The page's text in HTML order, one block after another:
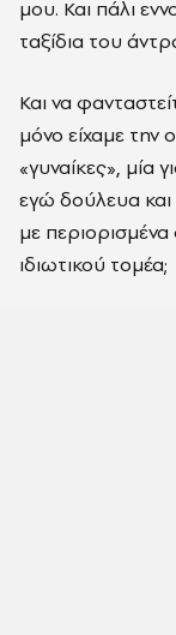
μου. Και πάλι
ταξίδια του
Και να
μόνο είχαμε την
«γυναίκες», μία
εγώ δούλευα και
με
ιδιωτικού τομέα;